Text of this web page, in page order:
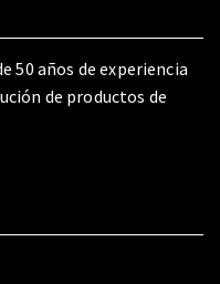
50 años de experiencia
de productos de